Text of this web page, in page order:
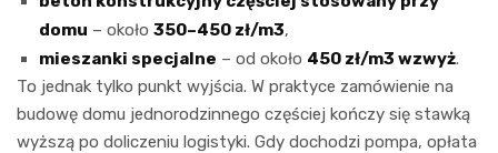
domu – około 350–450 zł/m3,
mieszanki specjalne – od około 450 zł/m3 wzwyż.
To jednak tylko punkt wyjścia. W praktyce zamówienie na
budowę domu jednorodzinnego częściej kończy się stawką
wyższą po doliczeniu logistyki. Gdy dochodzi pompa, opłata